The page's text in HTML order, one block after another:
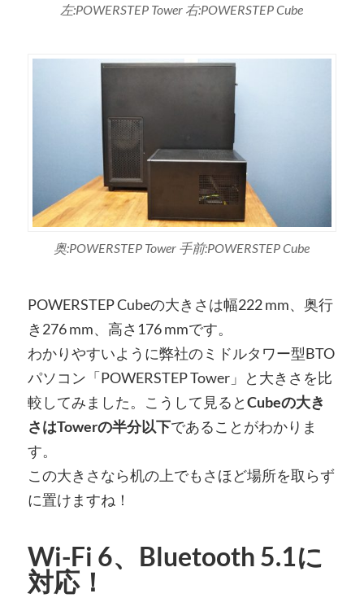
左:POWERSTEP Tower 右:POWERSTEP Cube
奥:POWERSTEP Tower 手前:POWERSTEP Cube
POWERSTEP Cubeの大きさは幅222 mm、奥行
き276 mm、高さ176 mmです。
わかりやすいように弊社のミドルタワー型BTO
パソコン「POWERSTEP Tower」と大きさを比
較してみました。こうして見るとCubeの大き
さはTowerの半分以下であることがわかりま
す。
この大きさなら机の上でもさほど場所を取らず
に置けますね！
Wi-Fi 6、Bluetooth 5.1に
対応！